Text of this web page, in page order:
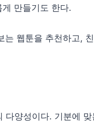
만들기도 한다.
웹툰을 추천하고,
다양성이다. 기분에